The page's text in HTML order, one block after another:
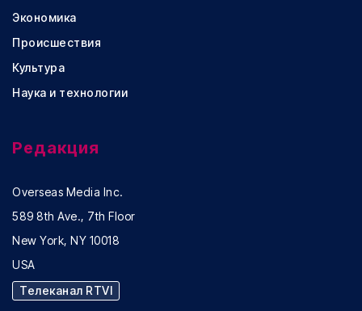
Экономика
Происшествия
Культура
Наука и технологии
Редакция
Overseas Media Inc.
589 8th Ave., 7th Floor
New York, NY 10018
USA
Телеканал RTVI